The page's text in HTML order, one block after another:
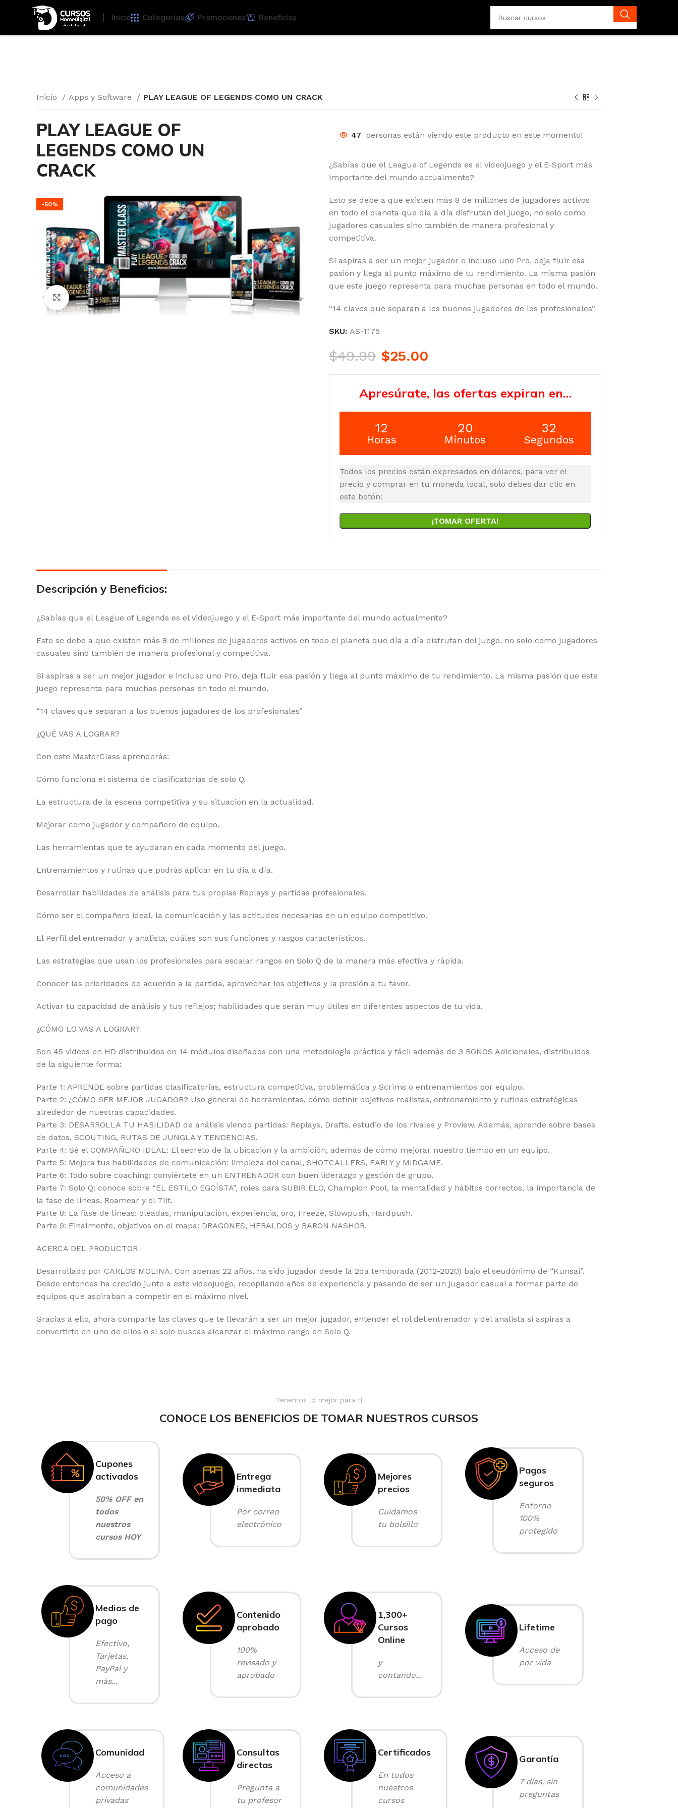
Inicio Categorías Promociones Beneficios
Inicio Apps y Software PLAY LEAGUE OF LEGENDS COMO UN CRACK
PLAY LEAGUE OF
LEGENDS COMO UN
CRACK
-50%
Click para agrandar
47 personas están viendo este producto en este momento!
¿Sabías que el League of Legends es el videojuego y el E-Sport más
importante del mundo actualmente?
Esto se debe a que existen más 8 de millones de jugadores activos
en todo el planeta que día a día disfrutan del juego, no solo como
jugadores casuales sino también de manera profesional y
competitiva.
Si aspiras a ser un mejor jugador e incluso uno Pro, deja fluir esa
pasión y llega al punto máximo de tu rendimiento. La misma pasión
que este juego representa para muchas personas en todo el mundo.
“14 claves que separan a los buenos jugadores de los profesionales”
SKU: AS-1175
$49.99 $25.00
Apresúrate, las ofertas expiran en…
12
Horas
20
Minutos
31
Segundos
Todos los precios están expresados en dólares, para ver el
precio y comprar en tu moneda local, solo debes dar clic en
este botón:
¡TOMAR OFERTA!
Descripción y Beneficios:
¿Sabías que el League of Legends es el videojuego y el E-Sport más importante del mundo actualmente?
Esto se debe a que existen más 8 de millones de jugadores activos en todo el planeta que día a día disfrutan del juego, no solo como jugadores
casuales sino también de manera profesional y competitiva.
Si aspiras a ser un mejor jugador e incluso uno Pro, deja fluir esa pasión y llega al punto máximo de tu rendimiento. La misma pasión que este
juego representa para muchas personas en todo el mundo.
“14 claves que separan a los buenos jugadores de los profesionales”
¿QUÉ VAS A LOGRAR?
Con este MasterClass aprenderás:
Cómo funciona el sistema de clasificatorias de solo Q.
La estructura de la escena competitiva y su situación en la actualidad.
Mejorar como jugador y compañero de equipo.
Las herramientas que te ayudaran en cada momento del juego.
Entrenamientos y rutinas que podrás aplicar en tu día a día.
Desarrollar habilidades de análisis para tus propias Replays y partidas profesionales.
Cómo ser el compañero ideal, la comunicación y las actitudes necesarias en un equipo competitivo.
El Perfil del entrenador y analista, cuáles son sus funciones y rasgos característicos.
Las estrategias que usan los profesionales para escalar rangos en Solo Q de la manera más efectiva y rápida.
Conocer las prioridades de acuerdo a la partida, aprovechar los objetivos y la presión a tu favor.
Activar tu capacidad de análisis y tus reflejos; habilidades que serán muy útiles en diferentes aspectos de tu vida.
¿CÓMO LO VAS A LOGRAR?
Son 45 videos en HD distribuidos en 14 módulos diseñados con una metodología práctica y fácil además de 3 BONOS Adicionales, distribuidos
de la siguiente forma:
Parte 1: APRENDE sobre partidas clasificatorias, estructura competitiva, problemática y Scrims o entrenamientos por equipo.
Parte 2: ¿CÓMO SER MEJOR JUGADOR? Uso general de herramientas, cómo definir objetivos realistas, entrenamiento y rutinas estratégicas
alrededor de nuestras capacidades.
Parte 3: DESARROLLA TU HABILIDAD de análisis viendo partidas: Replays, Drafts, estudio de los rivales y Proview. Además, aprende sobre bases
de datos, SCOUTING, RUTAS DE JUNGLA Y TENDENCIAS.
Parte 4: Sé el COMPAÑERO IDEAL: El secreto de la ubicación y la ambición, además de cómo mejorar nuestro tiempo en un equipo.
Parte 5: Mejora tus habilidades de comunicación: limpieza del canal, SHOTCALLERS, EARLY y MIDGAME.
Parte 6: Todo sobre coaching: conviértete en un ENTRENADOR con buen liderazgo y gestión de grupo.
Parte 7: Solo Q: conoce sobre “EL ESTILO EGOÍSTA”, roles para SUBIR ELO, Champion Pool, la mentalidad y hábitos correctos, la importancia de
la fase de líneas, Roamear y el Tilt.
Parte 8: La fase de líneas: oleadas, manipulación, experiencia, oro, Freeze, Slowpush, Hardpush.
Parte 9: Finalmente, objetivos en el mapa: DRAGONES, HERALDOS y BARON NASHOR.
ACERCA DEL PRODUCTOR
Desarrollado por CARLOS MOLINA. Con apenas 22 años, ha sido jugador desde la 2da temporada (2012-2020) bajo el seudónimo de “Kunsai”.
Desde entonces ha crecido junto a este videojuego, recopilando años de experiencia y pasando de ser un jugador casual a formar parte de
equipos que aspiraban a competir en el máximo nivel.
Gracias a ello, ahora comparte las claves que te llevarán a ser un mejor jugador, entender el rol del entrenador y del analista si aspiras a
convertirte en uno de ellos o si solo buscas alcanzar el máximo rango en Solo Q.
Tenemos lo mejor para ti
CONOCE LOS BENEFICIOS DE TOMAR NUESTROS CURSOS
Cupones
activados
50% OFF en
todos
nuestros
cursos HOY
Entrega
inmediata
Por correo
electrónico
Mejores
precios
Cuidamos
tu bolsillo
Pagos
seguros
Entorno
100%
protegido
Medios de
pago
Efectivo,
Tarjetas,
PayPal y
más...
Contenido
aprobado
100%
revisado y
aprobado
1,300+
Cursos
Online
y
contando...
Lifetime
Acceso de
por vida
Comunidad
Acceso a
comunidades
privadas
Consultas
directas
Pregunta a
tu profesor
Certificados
En todos
nuestros
cursos
Garantía
7 días, sin
preguntas